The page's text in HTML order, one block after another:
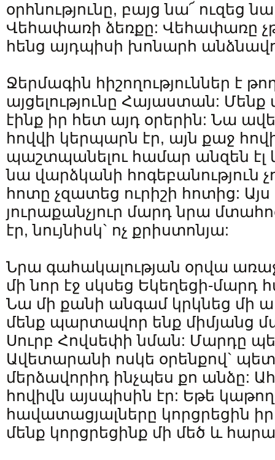
օրհնությունը, բայց նա՜ ուզեց
Վեհափառի ձեռքը: Վեհափառը
հենց այդպիսի խոնարհ
Ջերմագին հիշողություններ է
այցելությունը Հայաստան:
էինք իր հետ այդ օրերին: Նա
հովվի կերպարն էր, այն քաջ
պաշտպանելու համար անզեն էլ
նա վարձկանի հոգեբանություն
հոտը չզատեց ուրիշի հոտից: Այս
յուրաքանչյուր մարդ նրա
էր, նույնիսկ` ոչ քրիստոնյա:
Նրա գահակալության օրվա
մի նոր էջ սկսեց Եկեղեցի-մարդ
Նա մի քանի անգամ կրկնեց մի
մենք պարտավոր ենք միմյանց
Սուրբ Հովսեփի նման: Մարդը
Ավետարանի ոսկե օրենքով`
մերձավորիդ ինչպես քո անձը:
հովիվն այսպիսին էր: Եթե
հավատացյալները կորցրեցին
մենք կորցրեցինք մի մեծ և